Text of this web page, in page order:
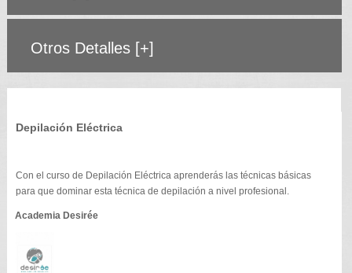
Otros Detalles [+]
Depilación Eléctrica
Con el curso de Depilación Eléctrica aprenderás las técnicas básicas
para que dominar esta técnica de depilación a nivel profesional.
Academia Desirée